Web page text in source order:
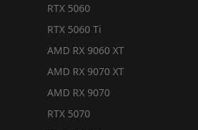
RTX 5060
RTX 5060 Ti
AMD RX 9060 XT
AMD RX 9070 XT
AMD RX 9070
RTX 5070